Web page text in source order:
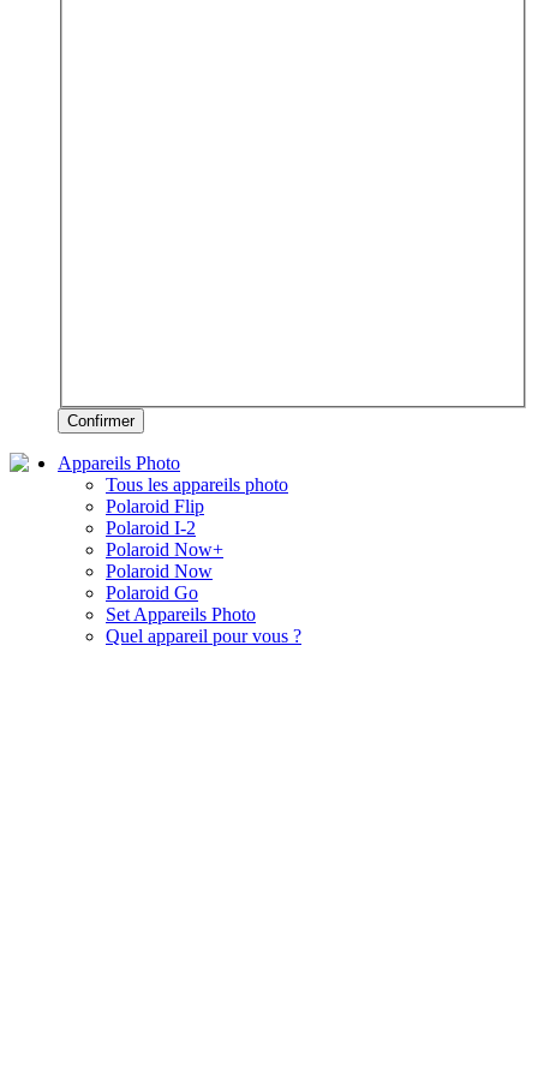
Confirmer
Appareils Photo
Tous les appareils photo
Polaroid Flip
Polaroid I-2
Polaroid Now+
Polaroid Now
Polaroid Go
Set Appareils Photo
Quel appareil pour vous ?